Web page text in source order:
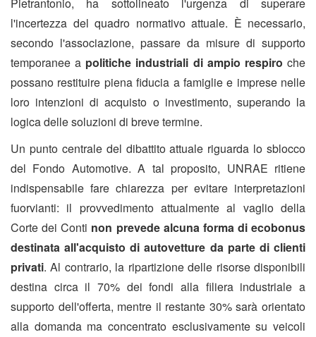
Pietrantonio, ha sottolineato l'urgenza di superare
l'incertezza del quadro normativo attuale. È necessario,
secondo l'associazione, passare da misure di supporto
temporanee a politiche industriali di ampio respiro che
possano restituire piena fiducia a famiglie e imprese nelle
loro intenzioni di acquisto o investimento, superando la
logica delle soluzioni di breve termine.
Un punto centrale del dibattito attuale riguarda lo sblocco
del Fondo Automotive. A tal proposito, UNRAE ritiene
indispensabile fare chiarezza per evitare interpretazioni
fuorvianti: il provvedimento attualmente al vaglio della
Corte dei Conti non prevede alcuna forma di ecobonus
destinata all'acquisto di autovetture da parte di clienti
privati. Al contrario, la ripartizione delle risorse disponibili
destina circa il 70% dei fondi alla filiera industriale a
supporto dell'offerta, mentre il restante 30% sarà orientato
alla domanda ma concentrato esclusivamente su veicoli